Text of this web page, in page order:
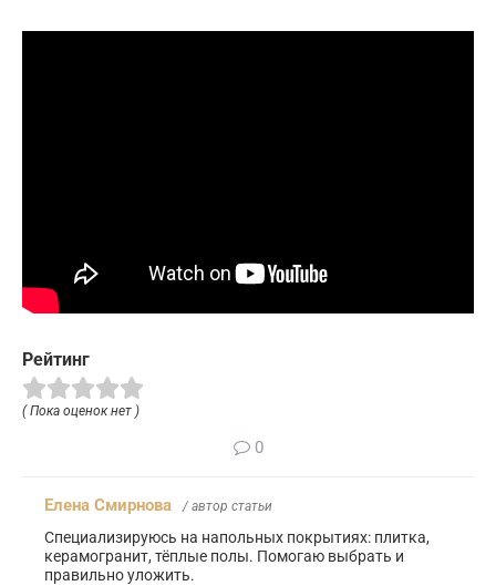
Рейтинг
( Пока оценок нет )
0
Елена Смирнова / автор статьи
Специализируюсь на напольных покрытиях: плитка,
керамогранит, тёплые полы. Помогаю выбрать и
правильно уложить.